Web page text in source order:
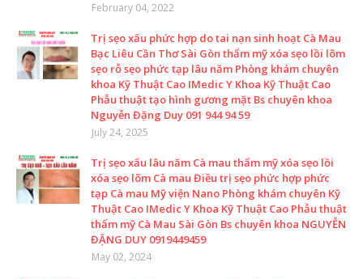
February 04, 2022
Trị sẹo xấu phức hợp do tai nạn sinh hoạt Cà Mau
Bạc Liêu Cần Thơ Sài Gòn thẩm mỹ xóa sẹo lồi lõm
sẹo rỗ sẹo phức tạp lâu năm Phòng khám chuyên
khoa Kỹ Thuật Cao IMedic Y Khoa Kỹ Thuật Cao
Phẫu thuật tạo hình gương mặt Bs chuyên khoa
Nguyễn Đặng Duy 091 944 94 59
July 24, 2025
Trị sẹo xấu lâu năm Cà mau thẩm mỹ xóa sẹo lồi
xóa sẹo lõm Cà mau Điều trị sẹo phức hợp phức
tạp Cà mau Mỹ viện Nano Phòng khám chuyên Kỹ
Thuật Cao IMedic Y Khoa Kỹ Thuật Cao Phẫu thuật
thẩm mỹ Cà Mau Sài Gòn Bs chuyên khoa NGUYỄN
ĐẶNG DUY 0919449459
May 02, 2024